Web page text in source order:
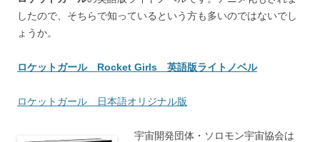
したので、そちらで知っているという方も多いのではないでし
ょうか。
ロケットガール Rocket Girls 英語版ライトノベル
ロケットガール 日本語オリジナル版
宇宙開発団体・ソロモン宇宙協会は